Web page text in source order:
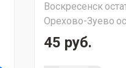
Воскресенск
Орехово-Зуево
45 руб.